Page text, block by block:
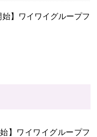
始】ワイワイグループフ
】ワイワイグループフ